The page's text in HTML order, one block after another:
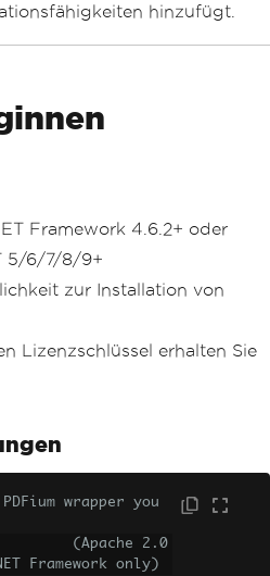
hinzufügt.
Framework 4.6.2+ oder
5/6/7/8/9+
zur Installation von
Lizenzschlüssel erhalten Sie
wrapper you
(Apache 2.0
Framework only)